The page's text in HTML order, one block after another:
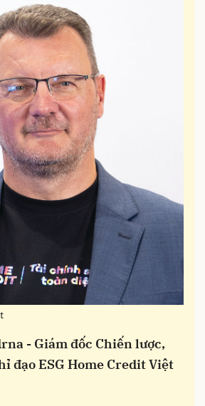
- Giám đốc Chiến lược,
đạo ESG Home Credit Việt